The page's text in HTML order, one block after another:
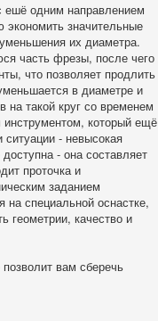
одним направлением
значительные
их диаметра.
часть фрезы, после чего
что позволяет продлить
в диаметре и
на такой круг со временем
который ещё
- невысокая
- она составляет
проточка и
заданием
на специальной оснастке,
геометрии, качество и
вам сберечь